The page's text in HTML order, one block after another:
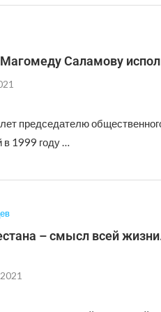
Саламову
председателю
1999 году …
– смысл всей